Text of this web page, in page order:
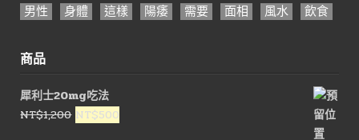
男性
身體 這樣 陽痿 需要 面相 風水 飲食
商品
犀利士20mg吃法
NT$1,200 原
NT$500